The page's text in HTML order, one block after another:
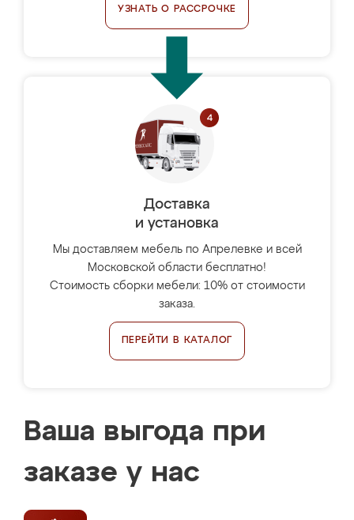
УЗНАТЬ О РАССРОЧКЕ
Доставка
и установка
Мы доставляем мебель по Апрелевке и всей
Московской области бесплатно!
Стоимость сборки мебели: 10% от стоимости
заказа.
ПЕРЕЙТИ В КАТАЛОГ
Ваша выгода при
заказе у нас